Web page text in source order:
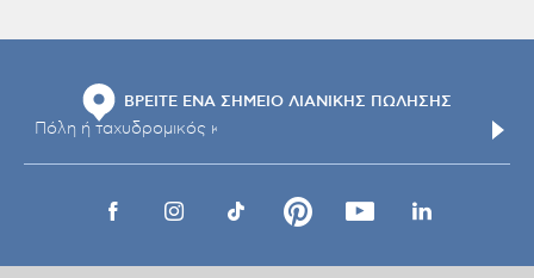
ΒΡΕΙΤΕ ΕΝΑ ΣΗΜΕΙΟ ΛΙΑΝΙΚΗΣ ΠΩΛΗΣΗΣ